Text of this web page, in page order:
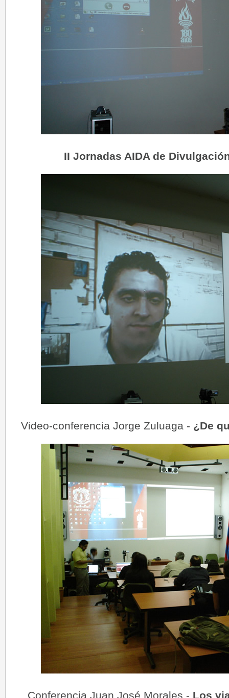
II Jornadas AIDA de
Video-conferencia Jorge Zuluaga - ¿De
Conferencia Juan José Morales - Los